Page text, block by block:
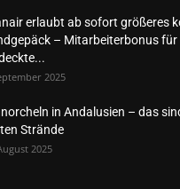
erlaubt ab sofort größeres
– Mitarbeiterbonus für
2025
in Andalusien – das
Strände
2025